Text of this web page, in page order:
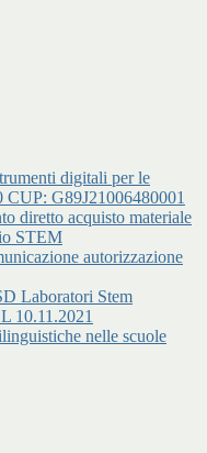
digitali per le
G89J21006480001
diretto acquisto materiale
STEM
autorizzazione
Laboratori Stem
10.11.2021
nelle scuole